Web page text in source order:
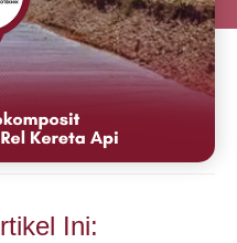
Ini: